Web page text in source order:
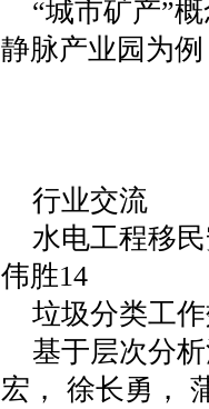
“城市矿产”
静脉产业园为
行业交流
水电工程移
伟胜14
垃圾分类工
基于层次分
宏， 徐长勇，